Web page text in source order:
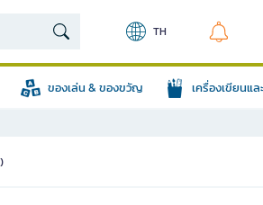
TH
ของเล่น & ของขวัญ เครื่องเขียนแ